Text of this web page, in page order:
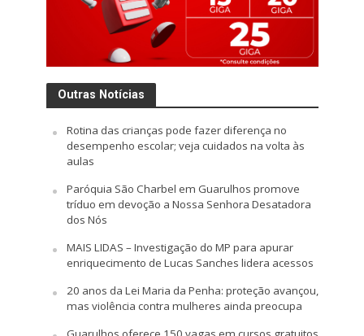
Outras Notícias
Rotina das crianças pode fazer diferença no
desempenho escolar; veja cuidados na volta às
aulas
Paróquia São Charbel em Guarulhos promove
tríduo em devoção a Nossa Senhora Desatadora
dos Nós
MAIS LIDAS – Investigação do MP para apurar
enriquecimento de Lucas Sanches lidera acessos
20 anos da Lei Maria da Penha: proteção avançou,
mas violência contra mulheres ainda preocupa